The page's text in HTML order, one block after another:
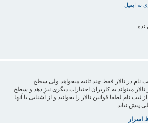
به ایمیل
نده
نام در تالار فقط چند ثانیه میخواهد ولی سطح
تالار میتواند به کاربران اختیارات دیگری نیز دهد و سطح
ثبت نام لطفا قوانین تالار را بخوانید و از آشنایی با آنها
پیش نیاید.
اسرار